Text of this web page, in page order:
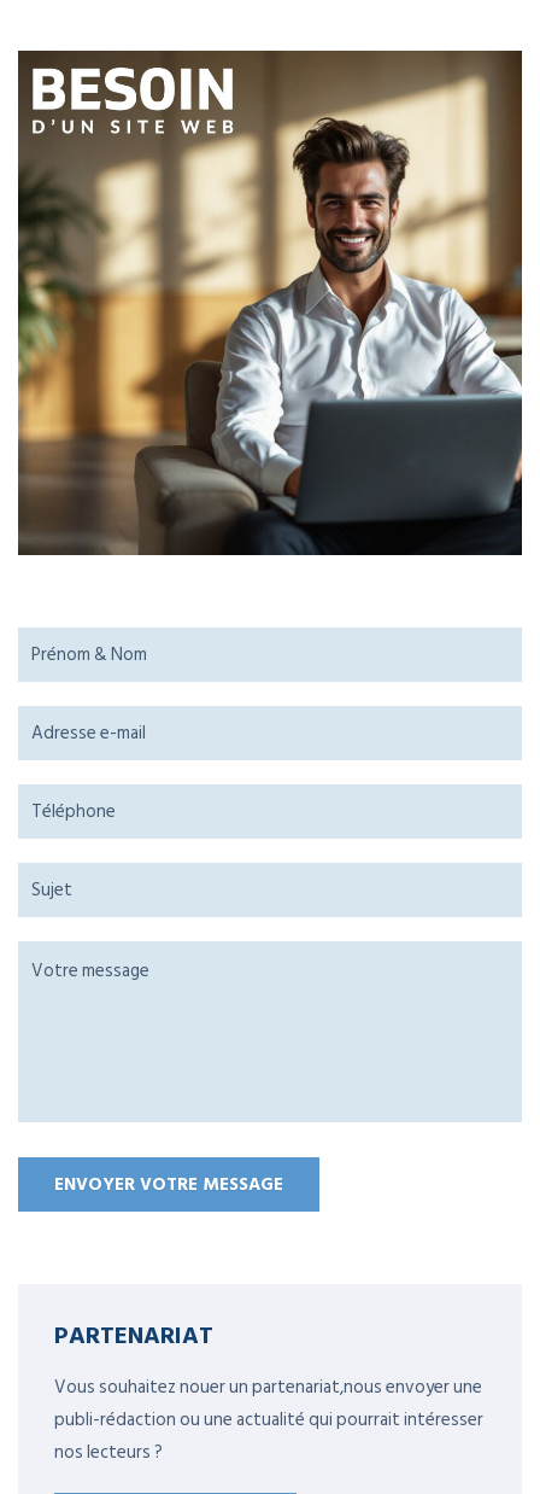
PARTENARIAT
Vous souhaitez nouer un partenariat,nous envoyer une
publi-rédaction ou une actualité qui pourrait intéresser
nos lecteurs ?